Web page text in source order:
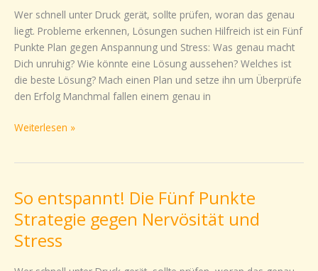
Wer schnell unter Druck gerät, sollte prüfen, woran das genau
liegt. Probleme erkennen, Lösungen suchen Hilfreich ist ein Fünf
Punkte Plan gegen Anspannung und Stress: Was genau macht
Dich unruhig? Wie könnte eine Lösung aussehen? Welches ist
die beste Lösung? Mach einen Plan und setze ihn um Überprüfe
den Erfolg Manchmal fallen einem genau in
Strategie
gegen
Nervösität
und
Stress
Weiterlesen »
So entspannt! Die Fünf Punkte
Strategie gegen Nervösität und
Stress
So
entspannt!
Die
Fünf